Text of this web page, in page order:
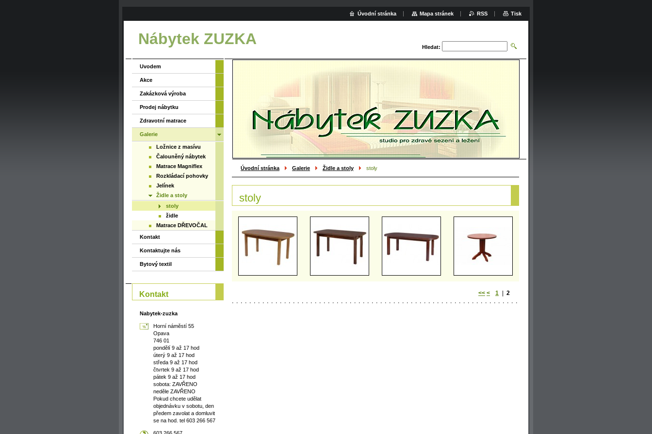
Nábytek ZUZKA Hledat:
Úvodní stránka Galerie Židle a stoly stoly
stoly
<< < 1 2
Uvodem
Akce
Zakázková výroba
Prodej nábytku
Zdravotní matrace
Galerie
Ložnice z masívu
Čalouněný nábytek
Matrace Magniflex
Rozkládací pohovky
Jelínek
Židle a stoly
stoly
židle
Matrace DŘEVOČAL
Kontakt
Kontaktujte nás
Bytový textil
Kontakt
Nabytek-zuzka
Horní náměstí 55
Opava
746 01
pondělí 9 až 17 hod
úterý 9 až 17 hod
středa 9 až 17 hod
čtvrtek 9 až 17 hod
pátek 9 až 17 hod
sobota: ZAVŘENO
neděle ZAVŘENO
Pokud chcete udělat
objednávku v sobotu, den
předem zavolat a domluvit
se na hod. tel 603 266 567
Úvodní stránka Mapa stránek RSS Tisk